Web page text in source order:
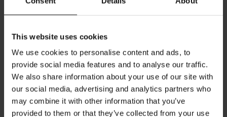
This website uses cookies
We use cookies to personalise content and ads, to
provide social media features and to analyse our traffic.
We also share information about your use of our site with
our social media, advertising and analytics partners who
may combine it with other information that you’ve
provided to them or that they’ve collected from your use
BIC: GIBAATWWXXX
Blattlinie:
Verantwortlich für eigene Inhalte des Webportals: Meinl Internet
Commerce GmbH
Offenlegung
Meinl Internet Commerce GmbH ist bemüht, im Rahmen des
Zumutbaren auf dieser Website richtige und vollständige